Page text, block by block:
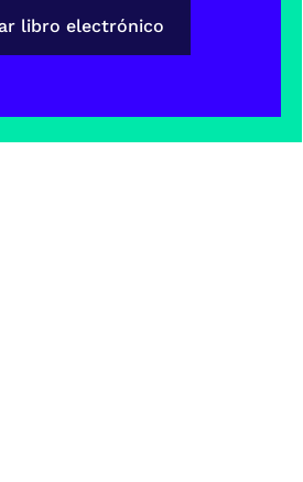
libro electrónico